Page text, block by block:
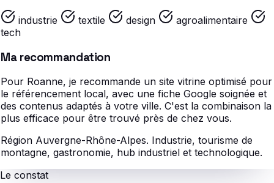
industrie textile design
agroalimentaire
tech
Ma recommandation
Pour Roanne, je recommande un site vitrine optimisé pour
le référencement local, avec une fiche Google soignée et
des contenus adaptés à votre ville. C'est la combinaison la
plus efficace pour être trouvé près de chez vous.
Région Auvergne-Rhône-Alpes. Industrie, tourisme de
montagne, gastronomie, hub industriel et technologique.
Le constat